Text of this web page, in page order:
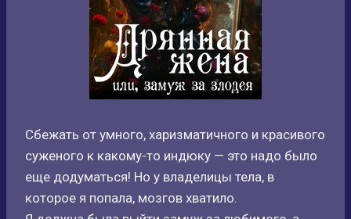
Сбежать от умного, харизматичного и красивого
суженого к какому-то индюку — это надо было
еще додуматься! Но у владелицы тела, в
которое я попала, мозгов хватило.